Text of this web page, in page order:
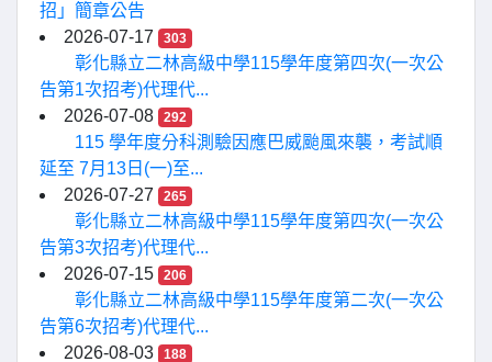
招」簡章公告
2026-07-17
303
彰化縣立二林高級中學115學年度第四次(一次公
告第1次招考)代理代...
2026-07-08
292
115 學年度分科測驗因應巴威颱風來襲，考試順
延至 7月13日(一)至...
2026-07-27
265
彰化縣立二林高級中學115學年度第四次(一次公
告第3次招考)代理代...
2026-07-15
206
彰化縣立二林高級中學115學年度第二次(一次公
告第6次招考)代理代...
2026-08-03
188